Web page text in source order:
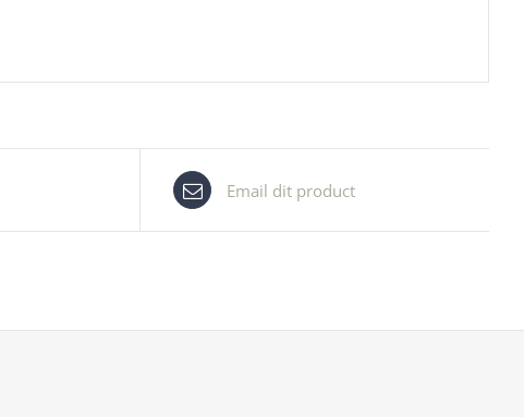
Email dit product